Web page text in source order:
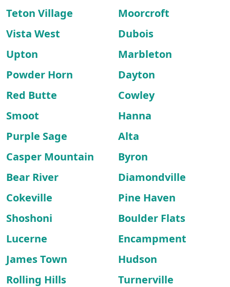
Teton Village
Moorcroft
Vista West
Dubois
Upton
Marbleton
Powder Horn
Dayton
Red Butte
Cowley
Smoot
Hanna
Purple Sage
Alta
Casper Mountain
Byron
Bear River
Diamondville
Cokeville
Pine Haven
Shoshoni
Boulder Flats
Lucerne
Encampment
James Town
Hudson
Rolling Hills
Turnerville